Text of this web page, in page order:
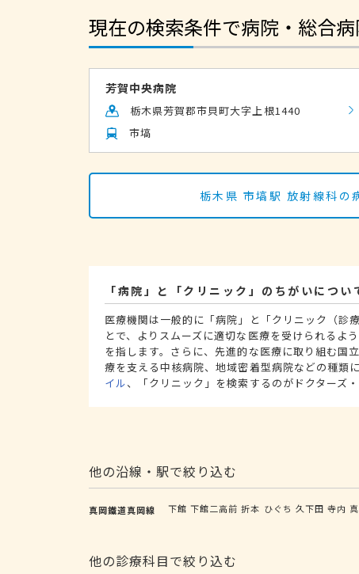
現在の検索条件で病院・総合
芳賀中央病院
栃木県芳賀郡市貝町大字上根1440
市塙
栃木県 市塙駅 放射線科の
「病院」と「クリニック」のちがいについ
医療機関は一般的に「病院」と「クリニック（診
とで、よりスムーズに適切な医療を受けられるよ
を指します。さらに、先進的な医療に取り組む国
療を支える中核病院、地域密着型病院などの種類に
イル、「クリニック」を検索するのがドクターズ・
他の沿線・駅で絞り込む
真岡鐵道真岡線 下館 下館二高前 折本 ひぐち 久下田 寺内
他の診療科目で絞り込む